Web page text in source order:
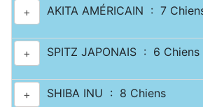
+ AKITA AMÉRICAIN : 7
+ SPITZ JAPONAIS : 6 Chiens
+ SHIBA INU : 8 Chiens